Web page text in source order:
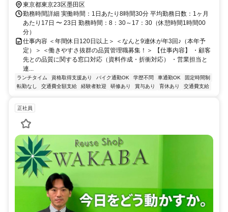
東京都東京23区墨田区
勤務時間詳細 実働時間：1日あたり8時間30分 平均勤務日数：1ヶ月
あたり17日 〜 23日 勤務時間：8：30～17：30（休憩時間1時間00
分）
仕事内容 ＜年間休日120日以上＞ ＜なんと9連休が年3回♪（本年予
定）＞ ＜働きやすさ抜群の品質管理職募集！＞ 【仕事内容】 ・顧客
先との品質に関する窓口対応（資料作成・折衝対応） ・営業担当と
連...
ランチタイム 資格取得支援あり バイク通勤OK 学歴不問 車通勤OK
固定時間制
転勤なし
交通費全額支給 経験者歓迎 研修あり 賞与あり 育休あり 交通費支給
正社員